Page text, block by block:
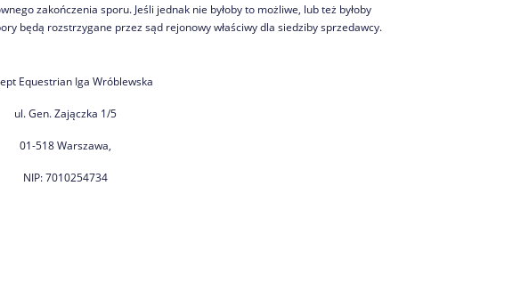
zakończenia sporu. Jeśli jednak nie byłoby to możliwe, lub też byłoby
będą rozstrzygane przez sąd rejonowy właściwy dla siedziby sprzedawcy.
Equestrian Iga Wróblewska
ul. Gen. Zajączka 1/5
01-518 Warszawa,
NIP: 7010254734